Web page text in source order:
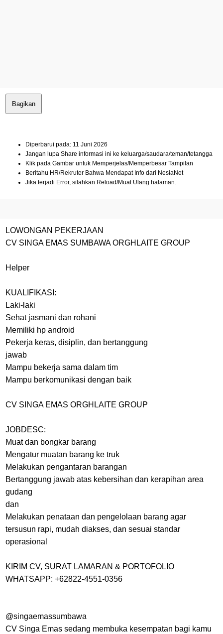
Bagikan
Diperbarui pada: 11 Juni 2026
Jangan lupa Share informasi ini ke keluarga/saudara/teman/tetangga
Klik pada Gambar untuk Memperjelas/Memperbesar Tampilan
Beritahu HR/Rekruter Bahwa Mendapat Info dari NesiaNet
Jika terjadi Error, silahkan Reload/Muat Ulang halaman.
LOWONGAN PEKERJAAN
CV SINGA EMAS SUMBAWA ORGHLAITE GROUP
Helper
KUALIFIKASI:
Laki-laki
Sehat jasmani dan rohani
Memiliki hp android
Pekerja keras, disiplin, dan bertanggung
jawab
Mampu bekerja sama dalam tim
Mampu berkomunikasi dengan baik
CV SINGA EMAS ORGHLAITE GROUP
JOBDESC:
Muat dan bongkar barang
Mengatur muatan barang ke truk
Melakukan pengantaran barangan
Bertanggung jawab atas kebersihan dan kerapihan area
gudang
dan
Melakukan penataan dan pengelolaan barang agar
tersusun rapi, mudah diakses, dan sesuai standar
operasional
KIRIM CV, SURAT LAMARAN & PORTOFOLIO
WHATSAPP: +62822-4551-0356
@singaemassumbawa
CV Singa Emas sedang membuka kesempatan bagi kamu